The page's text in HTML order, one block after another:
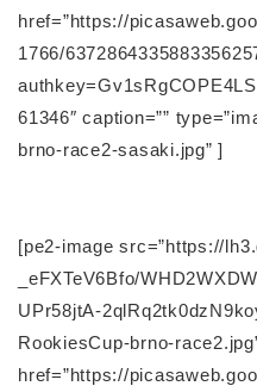
href=”https://
1766/
61346″ caption=””
brno-race2-sasaki.jpg” ]
[pe2-image src=”https://
_eFXTeV6Bfo/
UPr58jtA-
RookiesCup-brno-
href=”https://